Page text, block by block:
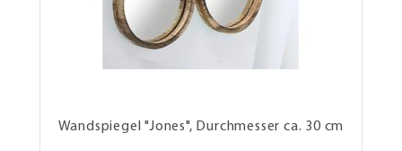
Wandspiegel "Jones", Durchmesser ca. 30 cm